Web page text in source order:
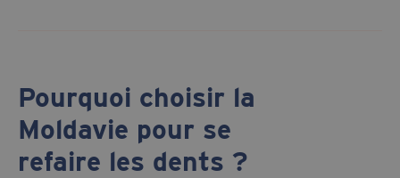
Pourquoi choisir la
Moldavie pour se
refaire les dents ?